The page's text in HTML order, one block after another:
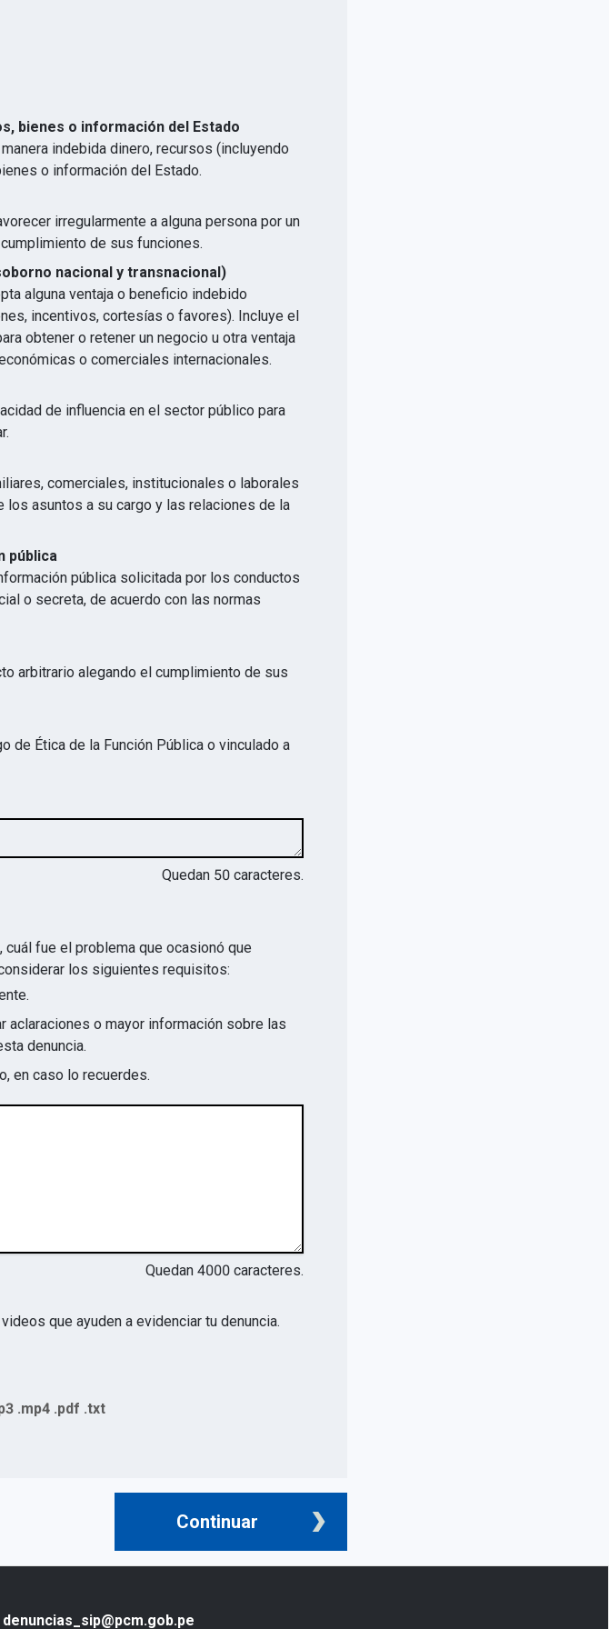
bienes o información del Estado
indebida dinero, recursos (incluyendo
o información del Estado.
irregularmente a alguna persona por un
de sus funciones.
nacional y transnacional)
alguna ventaja o beneficio indebido
incentivos, cortesías o favores). Incluye el
obtener o retener un negocio u otra ventaja
o comerciales internacionales.
de influencia en el sector público para
comerciales, institucionales o laborales
los asuntos a su cargo y las relaciones de la
pública
pública solicitada por los conductos
o secreta, de acuerdo con las normas
arbitrario alegando el cumplimiento de sus
de Ética de la Función Pública o vinculado a
Quedan 50 caracteres.
fue el problema que ocasionó que
los siguientes requisitos:
aclaraciones o mayor información sobre las
pertenecientes al motivo de esta denuncia.
en caso lo recuerdes.
Quedan 4000 caracteres.
que ayuden a evidenciar tu denuncia.
.mp4 .pdf .txt
Continuar
denuncias_sip@pcm.gob.pe